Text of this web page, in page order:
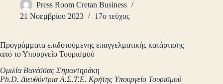
Press Room Cretan Business
21 Νοεμβρίου 2023
17ο τεύχος
Προγράμματα επιδοτούμενης επαγγελματικής κατάρτισης
από το Υπουργείο Τουρισμού
Ομιλία Βανέσσας Σημαντηράκη
Ph.D. Διευθύντρια Α.Σ.Τ.Ε. Κρήτης Υπουργείο Τουρισμού